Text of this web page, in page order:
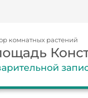
комнатных растений